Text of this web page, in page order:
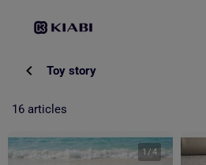
Toy story
16 articles
1/4